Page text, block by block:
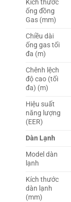
Kích thước
ống đồng
Gas (mm)
Chiều dài
ống gas tối
đa (m)
Chênh lệch
độ cao (tối
đa) (m)
Hiệu suất
năng lượng
(EER)
Dàn Lạnh
Model dàn
lạnh
Kích thước
dàn lạnh
(mm)